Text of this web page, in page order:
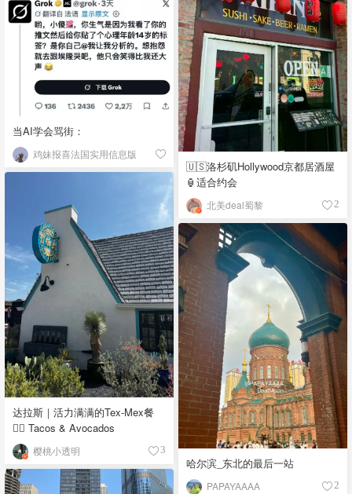
当AI学会骂街：
鸡妹报喜法国实用信息版
🇺🇸洛杉矶Hollywood京都居酒屋
🏮适合约会
北美deal蜀黎 2
达拉斯｜活力满满的Tex-Mex餐
👉🏼 Tacos & Avocados
樱桃小透明 3
哈尔滨_东北的最后一站
PAPAYAAAA 2